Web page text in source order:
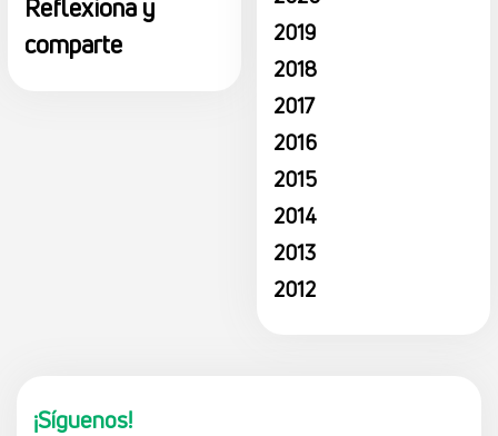
Reflexiona y
comparte
2019
2018
2017
2016
2015
2014
2013
2012
¡Síguenos!